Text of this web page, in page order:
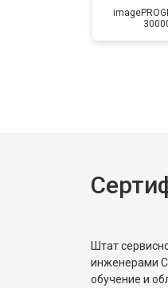
Штат
инженерами
обучение и